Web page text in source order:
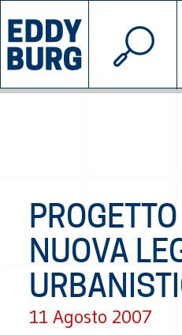
INIZIATIVE
© 2026
NUOVA
11 Agosto 2007